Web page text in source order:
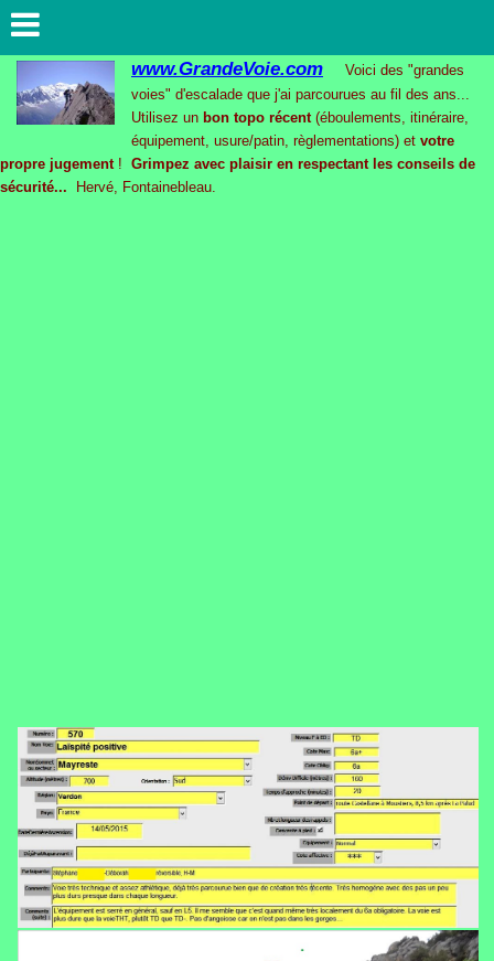
www.GrandeVoie.com Voici des "grandes
voies" d'escalade que j'ai parcourues au fil des ans...
Utilisez un bon topo récent (éboulements, itinéraire,
équipement, usure/patin, règlementations) et votre
propre jugement ! Grimpez avec plaisir en respectant les conseils de
sécurité... Hervé, Fontainebleau.